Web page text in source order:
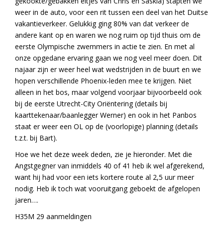
weer in de auto, voor een rit tussen een deel van het Duitse
vakantieverkeer. Gelukkig ging 80% van dat verkeer de
andere kant op en waren we nog ruim op tijd thuis om de
eerste Olympische zwemmers in actie te zien. En met al
onze opgedane ervaring gaan we nog veel meer doen. Dit
najaar zijn er weer heel wat wedstrijden in de buurt en we
hopen verschillende Phoenix-leden mee te krijgen. Niet
alleen in het bos, maar volgend voorjaar bijvoorbeeld ook
bij de eerste Utrecht-City Oriëntering (details bij
kaarttekenaar/baanlegger Werner) en ook in het Panbos
staat er weer een OL op de (voorlopige) planning (details
t.z.t. bij Bart).
Hoe we het deze week deden, zie je hieronder. Met die
Angstgegner van inmiddels 40 of 41 heb ik wel afgerekend,
want hij had voor een iets kortere route al 2,5 uur meer
nodig. Heb ik toch wat vooruitgang geboekt de afgelopen
jaren….
H35M 29 aanmeldingen